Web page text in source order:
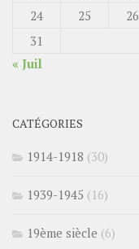
24
25 26
31
« Juil
CATÉGORIES
1914-1918 (30)
1939-1945 (16)
19ème siècle (6)